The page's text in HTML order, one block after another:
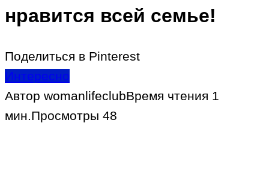
нравится всей семье!
Поделиться в Pinterest
Интересно
Автор womanlifeclubВремя чтения 1
мин.Просмотры 48